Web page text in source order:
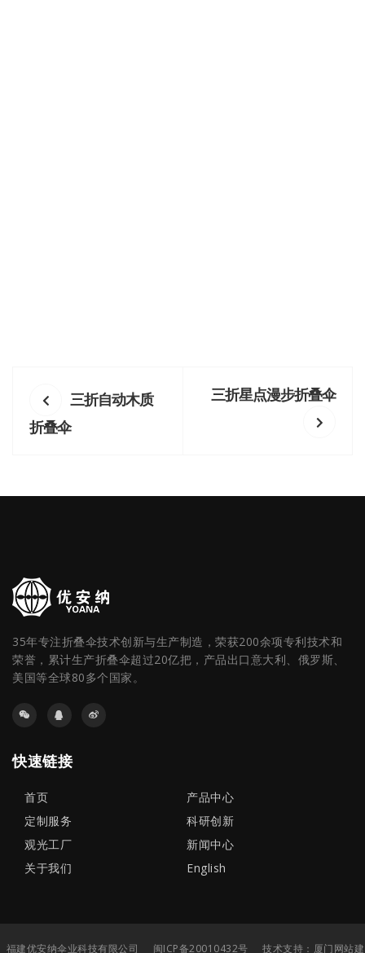
三折自动木质
折叠伞
三折星点漫步折叠伞
35年专注折叠伞技术创新与生产制造，荣获200余项专利技术和
荣誉，累计生产折叠伞超过20亿把，产品出口意大利、俄罗斯、
美国等全球80多个国家。
快速链接
首页
产品中心
定制服务
科研创新
观光工厂
新闻中心
关于我们
English
福建优安纳伞业科技有限公司 闽ICP备20010432号 技术支持： 厦门网站建